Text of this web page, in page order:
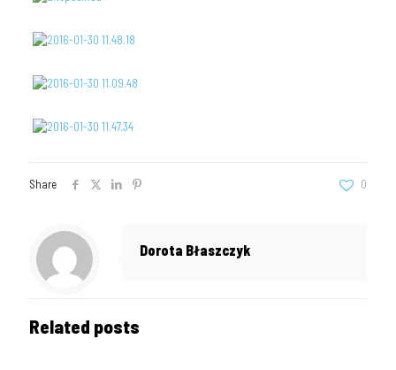
Share 0
Dorota Błaszczyk
Related posts